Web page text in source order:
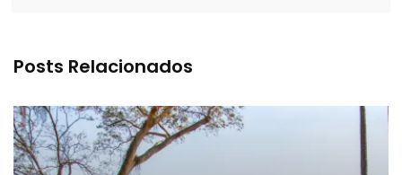
Posts Relacionados